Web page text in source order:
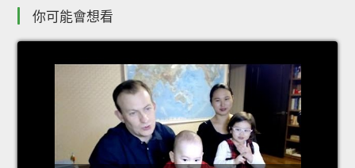
你可能會想看